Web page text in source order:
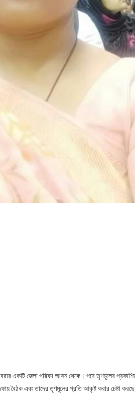
একটি জেলা পরিষদ আসন থেকে। পরে তৃণমূলের
বৈঠক এবং তাদের তৃণমূলের প্রতি আকৃষ্ট করার চেষ্টা